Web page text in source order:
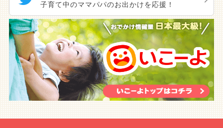
子育て中のママパパのお出かけを応援！